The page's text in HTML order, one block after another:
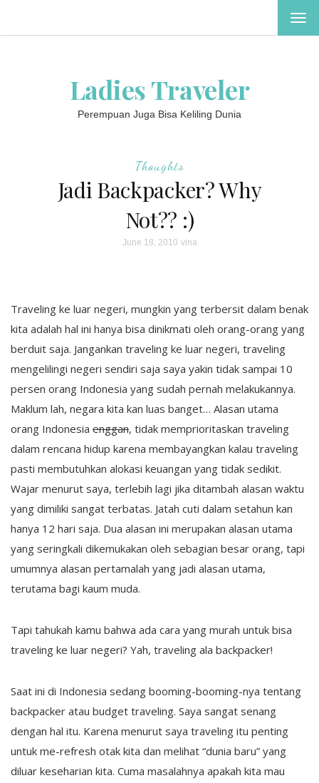
Ladies Traveler
Perempuan Juga Bisa Keliling Dunia
Thoughts
Jadi Backpacker? Why
Not?? :)
June 18, 2010 vina
Traveling ke luar negeri, mungkin yang terbersit dalam benak
kita adalah hal ini hanya bisa dinikmati oleh orang-orang yang
berduit saja. Jangankan traveling ke luar negeri, traveling
mengelilingi negeri sendiri saja saya yakin tidak sampai 10
persen orang Indonesia yang sudah pernah melakukannya.
Maklum lah, negara kita kan luas banget… Alasan utama
orang Indonesia enggan, tidak memprioritaskan traveling
dalam rencana hidup karena membayangkan kalau traveling
pasti membutuhkan alokasi keuangan yang tidak sedikit.
Wajar menurut saya, terlebih lagi jika ditambah alasan waktu
yang dimiliki sangat terbatas. Jatah cuti dalam setahun kan
hanya 12 hari saja. Dua alasan ini merupakan alasan utama
yang seringkali dikemukakan oleh sebagian besar orang, tapi
umumnya alasan pertamalah yang jadi alasan utama,
terutama bagi kaum muda.
Tapi tahukah kamu bahwa ada cara yang murah untuk bisa
traveling ke luar negeri? Yah, traveling ala backpacker!
Saat ini di Indonesia sedang booming-booming-nya tentang
backpacker atau budget traveling. Saya sangat senang
dengan hal itu. Karena menurut saya traveling itu penting
untuk me-refresh otak kita dan melihat “dunia baru” yang
diluar keseharian kita. Cuma masalahnya apakah kita mau